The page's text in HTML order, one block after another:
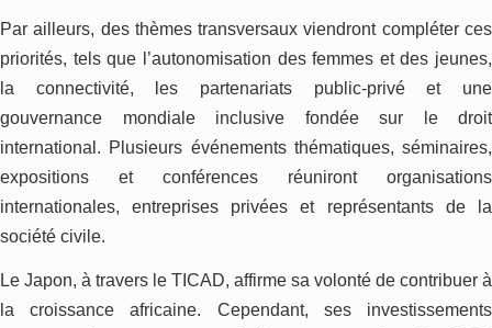
Par ailleurs, des thèmes transversaux viendront compléter ces
priorités, tels que l’autonomisation des femmes et des jeunes,
la connectivité, les partenariats public-privé et une
gouvernance mondiale inclusive fondée sur le droit
international. Plusieurs événements thématiques, séminaires,
expositions et conférences réuniront organisations
internationales, entreprises privées et représentants de la
société civile.
Le Japon, à travers le TICAD, affirme sa volonté de contribuer à
la croissance africaine. Cependant, ses investissements